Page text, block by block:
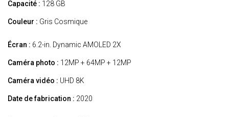
Capacité : 128 GB
Couleur : Gris Cosmique
Écran : 6.2-in. Dynamic AMOLED 2X
Caméra photo : 12MP + 64MP + 12MP
Caméra vidéo : UHD 8K
Date de fabrication : 2020